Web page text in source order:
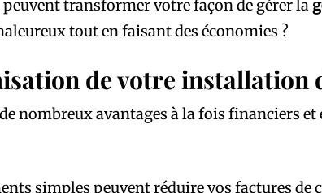
transformer votre façon de gérer la
tout en faisant des économies ?
de votre installation
nombreux avantages à la fois financiers
simples peuvent réduire vos factures de